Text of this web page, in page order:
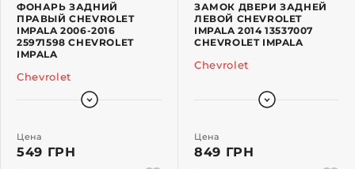
ФОНАРЬ ЗАДНИЙ
ПРАВЫЙ CHEVROLET
IMPALA 2006-2016
25971598 CHEVROLET
IMPALA
Chevrolet
Цена
549 ГРН
ЗАМОК ДВЕРИ ЗАДНЕЙ
ЛЕВОЙ CHEVROLET
IMPALA 2014 13537007
CHEVROLET IMPALA
Chevrolet
Цена
849 ГРН